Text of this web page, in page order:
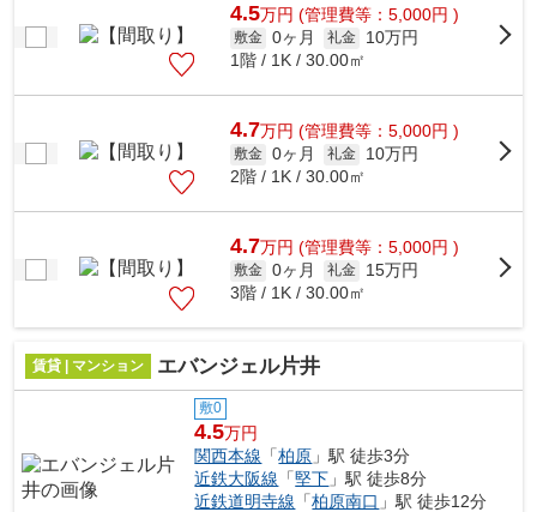
4.5万円 (管理費等：5,000円 )
敷金 0ヶ月 礼金
10万円
1階 / 1K / 30.00㎡
4.7万円 (管理費等：5,000円 )
敷金 0ヶ月 礼金
10万円
2階 / 1K / 30.00㎡
4.7万円 (管理費等：5,000円 )
敷金 0ヶ月 礼金
15万円
3階 / 1K / 30.00㎡
賃貸 | マンション エバンジェル片井
敷0
4.5万円
関西本線 「柏原 」駅 徒歩3分
近鉄大阪線 「堅下 」駅 徒歩8分
近鉄道明寺線 「柏原南口 」駅 徒歩12分